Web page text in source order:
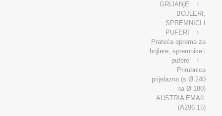
GRIJANjE
BOJLERI,
SPREMNICI I
PUFERI
Prateća oprema za
bojlere, spremnike i
pufere
Prirubnica
prijelazna (s Ø 240
na Ø 180)
AUSTRIA EMAIL
(A296 15)